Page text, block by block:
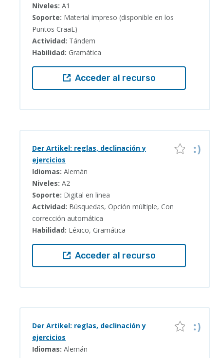
Niveles: A1
Soporte: Material impreso (disponible en los
Puntos CraaL)
Actividad: Tándem
Habilidad: Gramática
Acceder al recurso
Der Artikel: reglas, declinación y
ejercicios
Idiomas: Alemán
Niveles: A2
Soporte: Digital en linea
Actividad: Búsquedas, Opción múltiple, Con
corrección automática
Habilidad: Léxico, Gramática
Acceder al recurso
Der Artikel: reglas, declinación y
ejercicios
Idiomas: Alemán